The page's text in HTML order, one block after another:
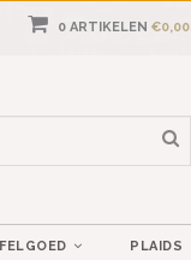
0 ARTIKELEN €0,00
PLAIDS